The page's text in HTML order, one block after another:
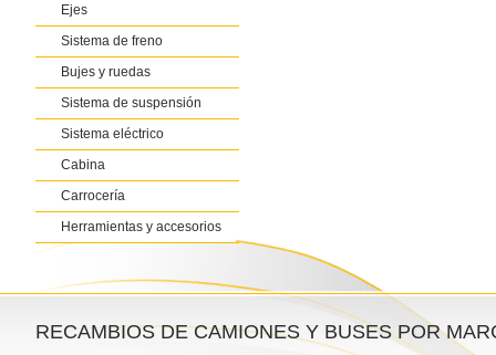
Ejes
Sistema de freno
Bujes y ruedas
Sistema de suspensión
Sistema eléctrico
Cabina
Carrocería
Herramientas y accesorios
RECAMBIOS DE CAMIONES Y BUSES POR